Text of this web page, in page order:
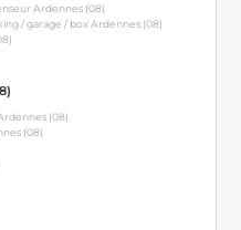
Ardennes (08)
/ garage / box Ardennes (08)
(08)
(08)